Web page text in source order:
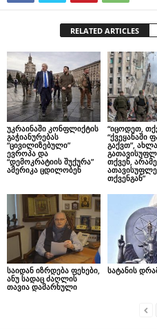
RELATED ARTICLES
უკრაინაში კონფლიქტის
გაჭიანურებას
“ცივილიზებული”
ევროპა და
“დემოკრატიის შუქურა”
ამერიკა ცდილობენ
“იცოდეთ,
“ქვეყანაში
გაქვთ”, ახლა
თქვენ,
თქვენგან”
საიდან იზრდება ფეხები,
ანუ სადაც ძაღლის
თავია დამარხული
სატანის